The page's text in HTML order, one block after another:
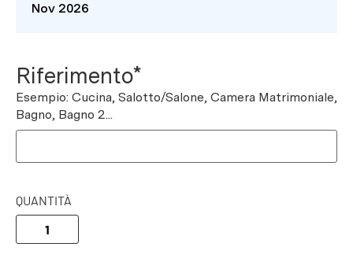
Nov 2026
Riferimento*
Esempio: Cucina, Salotto/Salone, Camera Matrimoniale,
Bagno, Bagno 2...
QUANTITÀ